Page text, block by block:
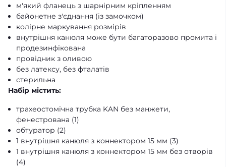
м'який фланець з шарнірним кріпленням
байонетне з'єднання (із замочком)
колірне маркування розмірів
внутрішня канюля може бути багаторазово промита і
продезинфікована
провідник з оливою
без латексу, без фталатів
стерильна
Набір містить:
трахеостомічна трубка KAN без манжети,
фенестрована (1)
обтуратор (2)
1 внутрішня канюля з коннектором 15 мм (3)
1 внутрішня канюля з коннектором 15 мм без отворів
(4)